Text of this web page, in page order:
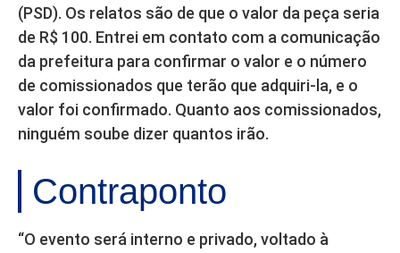
(PSD). Os relatos são de que o valor da peça seria
de R$ 100. Entrei em contato com a comunicação
da prefeitura para confirmar o valor e o número
de comissionados que terão que adquiri-la, e o
valor foi confirmado. Quanto aos comissionados,
ninguém soube dizer quantos irão.
Contraponto
“O evento será interno e privado, voltado à